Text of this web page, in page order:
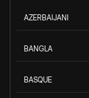
AZERBAIJANI
BANGLA
BASQUE